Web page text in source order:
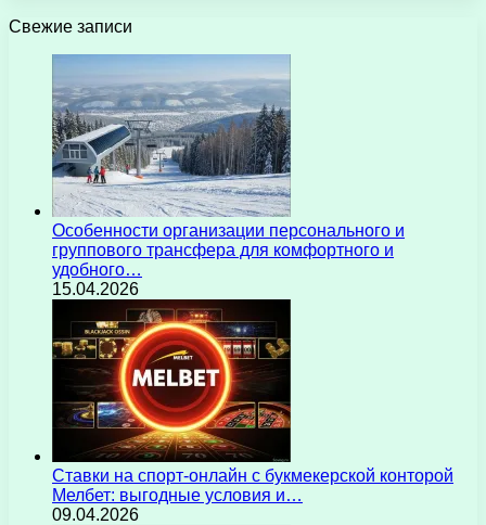
Свежие записи
Особенности организации персонального и
группового трансфера для комфортного и
удобного…
15.04.2026
Ставки на спорт-онлайн с букмекерской конторой
Мелбет: выгодные условия и…
09.04.2026